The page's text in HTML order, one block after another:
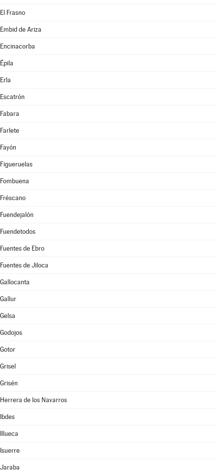
El Frasno
Embid de Ariza
Encinacorba
Épila
Erla
Escatrón
Fabara
Farlete
Fayón
Figueruelas
Fombuena
Fréscano
Fuendejalón
Fuendetodos
Fuentes de Ebro
Fuentes de Jiloca
Gallocanta
Gallur
Gelsa
Godojos
Gotor
Grisel
Grisén
Herrera de los Navarros
Ibdes
Illueca
Isuerre
Jaraba